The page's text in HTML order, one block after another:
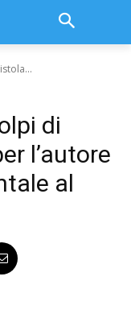
di
l’autore
al